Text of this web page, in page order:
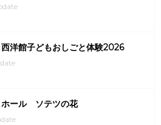
洋館子どもおしごと体験2026
ホール ソテツの花